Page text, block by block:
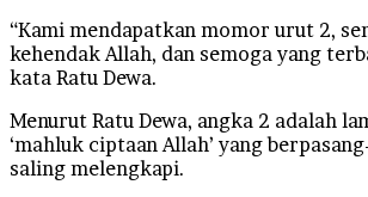
“Kami mendapatkan momor urut 2,
kehendak Allah, dan semoga yang
kata Ratu Dewa.
Menurut Ratu Dewa, angka 2 adalah
‘mahluk ciptaan Allah’ yang
saling melengkapi.